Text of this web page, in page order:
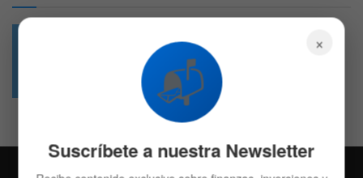
4.7k
Followers
×
📬
Suscríbete a nuestra Newsletter